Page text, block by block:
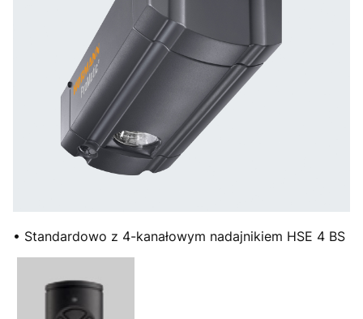
• Standardowo z 4-kanałowym nadajnikiem HSE 4 BS